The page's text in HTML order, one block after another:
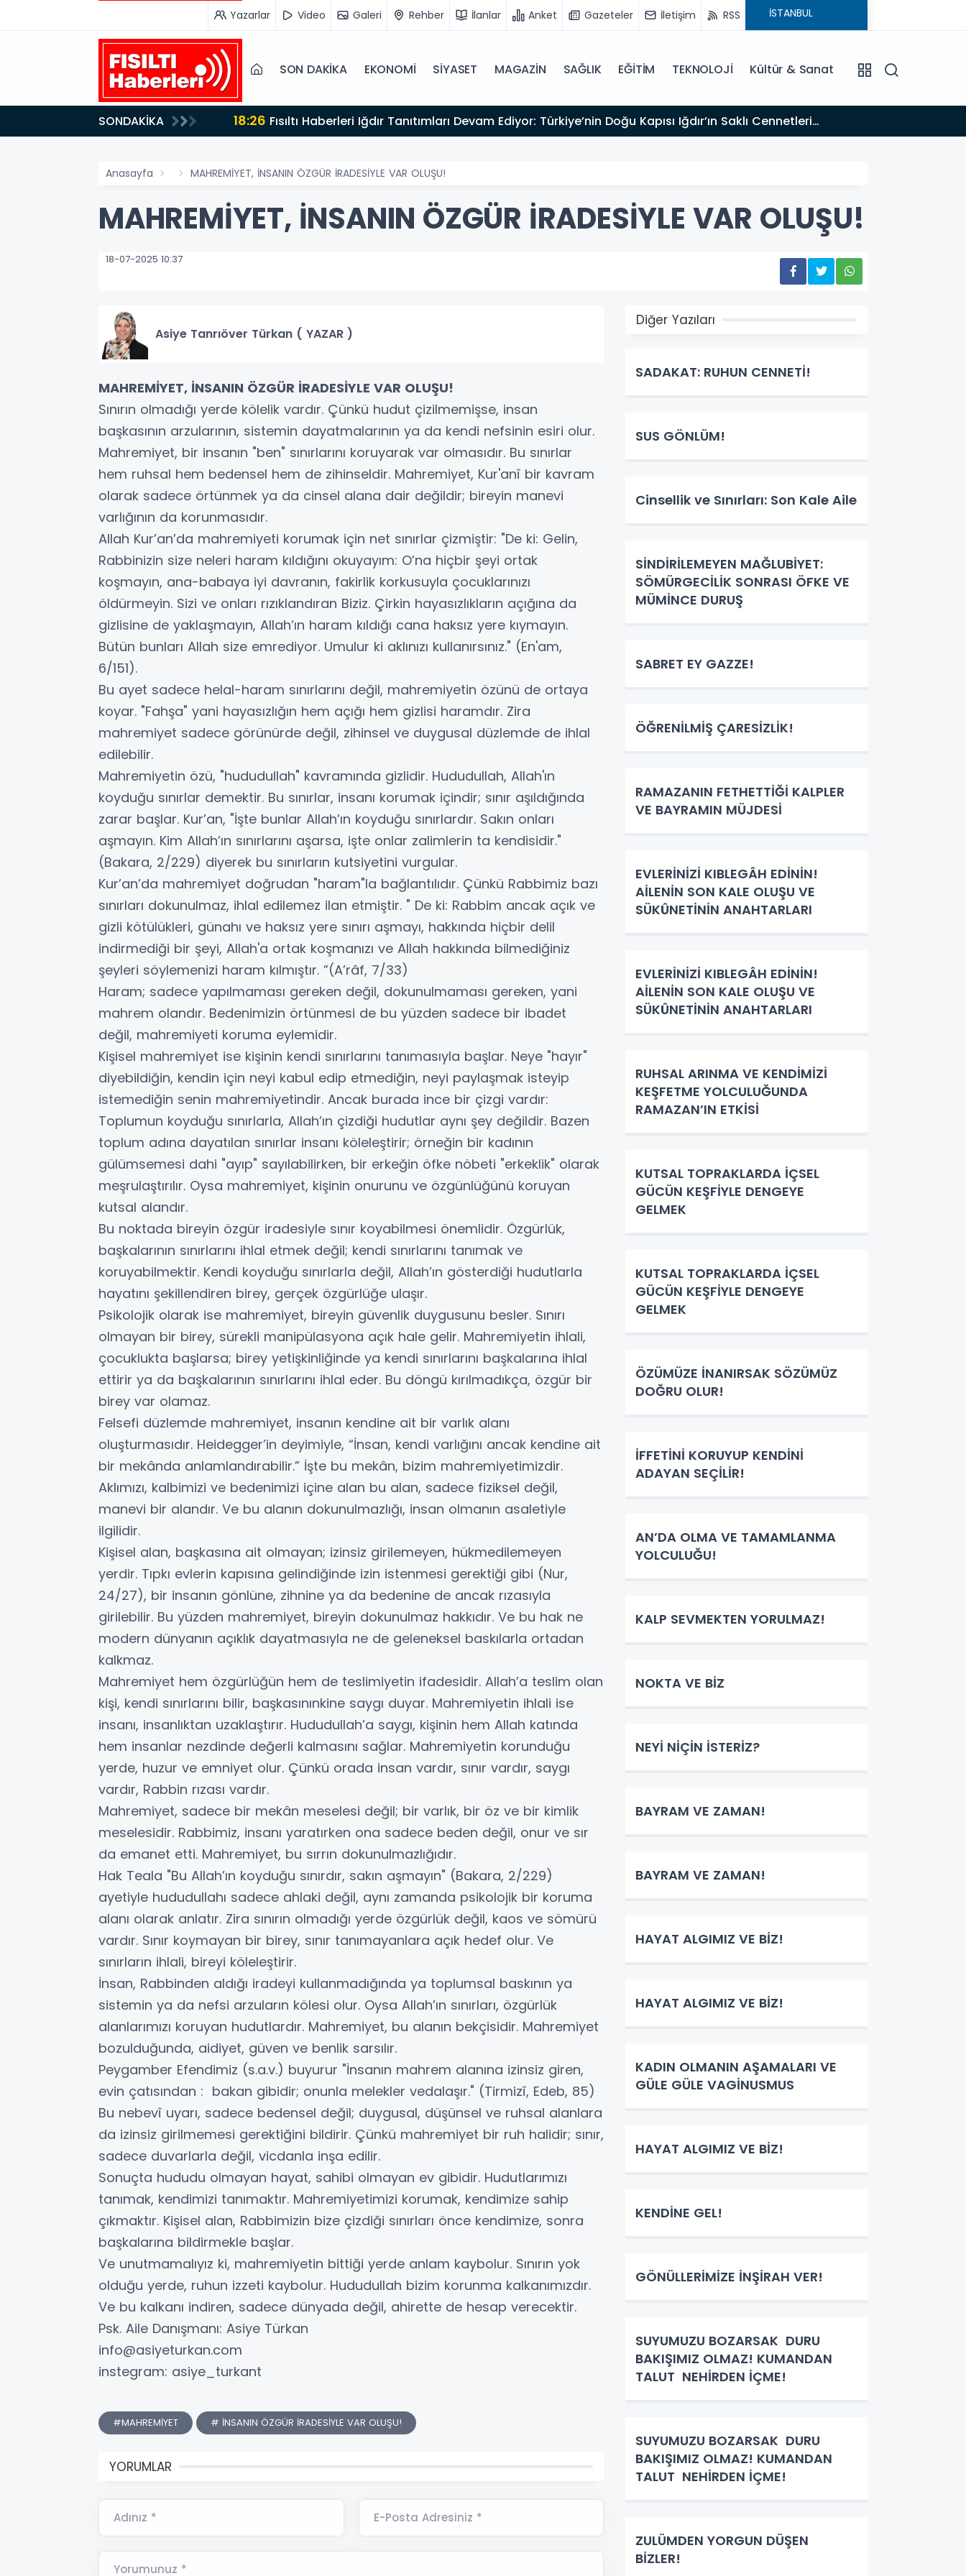
Yazarlar Video Galeri Rehber İlanlar Anket Gazeteler İletişim RSS
SON DAKİKA EKONOMİ SİYASET MAGAZİN SAĞLIK EĞİTİM TEKNOLOJİ Kültür & Sanat
SONDAKİKA 18:26
Keşfedilmeyi Bekliyor
Anasayfa MAHREMİYET, İNSANIN ÖZGÜR İRADESİYLE VAR OLUŞU!
MAHREMİYET, İNSANIN ÖZGÜR İRADESİYLE VAR OLUŞU!
18-07-2025 10:37
Asiye Tanrıöver Türkan ( YAZAR )
MAHREMİYET, İNSANIN ÖZGÜR İRADESİYLE VAR OLUŞU!
Sınırın olmadığı yerde kölelik vardır. Çünkü hudut çizilmemişse, insan
başkasının arzularının, sistemin dayatmalarının ya da kendi nefsinin esiri olur.
Mahremiyet, bir insanın "ben" sınırlarını koruyarak var olmasıdır. Bu sınırlar
hem ruhsal hem bedensel hem de zihinseldir. Mahremiyet, Kur'anî bir kavram
olarak sadece örtünmek ya da cinsel alana dair değildir; bireyin manevi
varlığının da korunmasıdır.
Allah Kur’an’da mahremiyeti korumak için net sınırlar çizmiştir: "De ki: Gelin,
Rabbinizin size neleri haram kıldığını okuyayım: O’na hiçbir şeyi ortak
koşmayın, ana-babaya iyi davranın, fakirlik korkusuyla çocuklarınızı
öldürmeyin. Sizi ve onları rızıklandıran Biziz. Çirkin hayasızlıkların açığına da
gizlisine de yaklaşmayın, Allah’ın haram kıldığı cana haksız yere kıymayın.
Bütün bunları Allah size emrediyor. Umulur ki aklınızı kullanırsınız." (En'am,
6/151).
Bu ayet sadece helal-haram sınırlarını değil, mahremiyetin özünü de ortaya
koyar. "Fahşa" yani hayasızlığın hem açığı hem gizlisi haramdır. Zira
mahremiyet sadece görünürde değil, zihinsel ve duygusal düzlemde de ihlal
edilebilir.
Mahremiyetin özü, "hududullah" kavramında gizlidir. Hududullah, Allah'ın
koyduğu sınırlar demektir. Bu sınırlar, insanı korumak içindir; sınır aşıldığında
zarar başlar. Kur’an, "İşte bunlar Allah’ın koyduğu sınırlardır. Sakın onları
aşmayın. Kim Allah’ın sınırlarını aşarsa, işte onlar zalimlerin ta kendisidir."
(Bakara, 2/229) diyerek bu sınırların kutsiyetini vurgular.
Kur’an’da mahremiyet doğrudan "haram"la bağlantılıdır. Çünkü Rabbimiz bazı
sınırları dokunulmaz, ihlal edilemez ilan etmiştir. " De ki: Rabbim ancak açık ve
gizli kötülükleri, günahı ve haksız yere sınırı aşmayı, hakkında hiçbir delil
indirmediği bir şeyi, Allah'a ortak koşmanızı ve Allah hakkında bilmediğiniz
şeyleri söylemenizi haram kılmıştır. ”(A’râf, 7/33)
Haram; sadece yapılmaması gereken değil, dokunulmaması gereken, yani
mahrem olandır. Bedenimizin örtünmesi de bu yüzden sadece bir ibadet
değil, mahremiyeti koruma eylemidir.
Kişisel mahremiyet ise kişinin kendi sınırlarını tanımasıyla başlar. Neye "hayır"
diyebildiğin, kendin için neyi kabul edip etmediğin, neyi paylaşmak isteyip
istemediğin senin mahremiyetindir. Ancak burada ince bir çizgi vardır:
Toplumun koyduğu sınırlarla, Allah’ın çizdiği hudutlar aynı şey değildir. Bazen
toplum adına dayatılan sınırlar insanı köleleştirir; örneğin bir kadının
gülümsemesi dahi "ayıp" sayılabilirken, bir erkeğin öfke nöbeti "erkeklik" olarak
meşrulaştırılır. Oysa mahremiyet, kişinin onurunu ve özgünlüğünü koruyan
kutsal alandır.
Bu noktada bireyin özgür iradesiyle sınır koyabilmesi önemlidir. Özgürlük,
başkalarının sınırlarını ihlal etmek değil; kendi sınırlarını tanımak ve
koruyabilmektir. Kendi koyduğu sınırlarla değil, Allah’ın gösterdiği hudutlarla
hayatını şekillendiren birey, gerçek özgürlüğe ulaşır.
Psikolojik olarak ise mahremiyet, bireyin güvenlik duygusunu besler. Sınırı
olmayan bir birey, sürekli manipülasyona açık hale gelir. Mahremiyetin ihlali,
çocuklukta başlarsa; birey yetişkinliğinde ya kendi sınırlarını başkalarına ihlal
ettirir ya da başkalarının sınırlarını ihlal eder. Bu döngü kırılmadıkça, özgür bir
birey var olamaz.
Felsefi düzlemde mahremiyet, insanın kendine ait bir varlık alanı
oluşturmasıdır. Heidegger’in deyimiyle, “İnsan, kendi varlığını ancak kendine ait
bir mekânda anlamlandırabilir.” İşte bu mekân, bizim mahremiyetimizdir.
Aklımızı, kalbimizi ve bedenimizi içine alan bu alan, sadece fiziksel değil,
manevi bir alandır. Ve bu alanın dokunulmazlığı, insan olmanın asaletiyle
ilgilidir.
Kişisel alan, başkasına ait olmayan; izinsiz girilemeyen, hükmedilemeyen
yerdir. Tıpkı evlerin kapısına gelindiğinde izin istenmesi gerektiği gibi (Nur,
24/27), bir insanın gönlüne, zihnine ya da bedenine de ancak rızasıyla
girilebilir. Bu yüzden mahremiyet, bireyin dokunulmaz hakkıdır. Ve bu hak ne
modern dünyanın açıklık dayatmasıyla ne de geleneksel baskılarla ortadan
kalkmaz.
Mahremiyet hem özgürlüğün hem de teslimiyetin ifadesidir. Allah’a teslim olan
kişi, kendi sınırlarını bilir, başkasınınkine saygı duyar. Mahremiyetin ihlali ise
insanı, insanlıktan uzaklaştırır. Hududullah’a saygı, kişinin hem Allah katında
hem insanlar nezdinde değerli kalmasını sağlar. Mahremiyetin korunduğu
yerde, huzur ve emniyet olur. Çünkü orada insan vardır, sınır vardır, saygı
vardır, Rabbin rızası vardır.
Mahremiyet, sadece bir mekân meselesi değil; bir varlık, bir öz ve bir kimlik
meselesidir. Rabbimiz, insanı yaratırken ona sadece beden değil, onur ve sır
da emanet etti. Mahremiyet, bu sırrın dokunulmazlığıdır.
Hak Teala "Bu Allah’ın koyduğu sınırdır, sakın aşmayın" (Bakara, 2/229)
ayetiyle hududullahı sadece ahlaki değil, aynı zamanda psikolojik bir koruma
alanı olarak anlatır. Zira sınırın olmadığı yerde özgürlük değil, kaos ve sömürü
vardır. Sınır koymayan bir birey, sınır tanımayanlara açık hedef olur. Ve
sınırların ihlali, bireyi köleleştirir.
İnsan, Rabbinden aldığı iradeyi kullanmadığında ya toplumsal baskının ya
sistemin ya da nefsi arzuların kölesi olur. Oysa Allah’ın sınırları, özgürlük
alanlarımızı koruyan hudutlardır. Mahremiyet, bu alanın bekçisidir. Mahremiyet
bozulduğunda, aidiyet, güven ve benlik sarsılır.
Peygamber Efendimiz (s.a.v.) buyurur "İnsanın mahrem alanına izinsiz giren,
evin çatısından : bakan gibidir; onunla melekler vedalaşır." (Tirmizî, Edeb, 85)
Bu nebevî uyarı, sadece bedensel değil; duygusal, düşünsel ve ruhsal alanlara
da izinsiz girilmemesi gerektiğini bildirir. Çünkü mahremiyet bir ruh halidir; sınır,
sadece duvarlarla değil, vicdanla inşa edilir.
Sonuçta hududu olmayan hayat, sahibi olmayan ev gibidir. Hudutlarımızı
tanımak, kendimizi tanımaktır. Mahremiyetimizi korumak, kendimize sahip
çıkmaktır. Kişisel alan, Rabbimizin bize çizdiği sınırları önce kendimize, sonra
başkalarına bildirmekle başlar.
Ve unutmamalıyız ki, mahremiyetin bittiği yerde anlam kaybolur. Sınırın yok
olduğu yerde, ruhun izzeti kaybolur. Hududullah bizim korunma kalkanımızdır.
Ve bu kalkanı indiren, sadece dünyada değil, ahirette de hesap verecektir.
Psk. Aile Danışmanı: Asiye Türkan
info@asiyeturkan.com
instegram: asiye_turkant
#MAHREMİYET # İNSANIN ÖZGÜR İRADESİYLE VAR OLUŞU!
YORUMLAR
Adınız * E-Posta Adresiniz *
Yorumunuz *
Diğer Yazıları
SADAKAT: RUHUN CENNETİ!
SUS GÖNLÜM!
Cinsellik ve Sınırları: Son Kale Aile
SİNDİRİLEMEYEN MAĞLUBİYET:
SÖMÜRGECİLİK SONRASI ÖFKE VE
MÜMİNCE DURUŞ
SABRET EY GAZZE!
ÖĞRENİLMİŞ ÇARESİZLİK!
RAMAZANIN FETHETTİĞİ KALPLER
VE BAYRAMIN MÜJDESİ
EVLERİNİZİ KIBLEGÂH EDİNİN!
AİLENİN SON KALE OLUŞU VE
SÜKÛNETİNİN ANAHTARLARI
EVLERİNİZİ KIBLEGÂH EDİNİN!
AİLENİN SON KALE OLUŞU VE
SÜKÛNETİNİN ANAHTARLARI
RUHSAL ARINMA VE KENDİMİZİ
KEŞFETME YOLCULUĞUNDA
RAMAZAN’IN ETKİSİ
KUTSAL TOPRAKLARDA İÇSEL
GÜCÜN KEŞFİYLE DENGEYE
GELMEK
KUTSAL TOPRAKLARDA İÇSEL
GÜCÜN KEŞFİYLE DENGEYE
GELMEK
ÖZÜMÜZE İNANIRSAK SÖZÜMÜZ
DOĞRU OLUR!
İFFETİNİ KORUYUP KENDİNİ
ADAYAN SEÇİLİR!
AN’DA OLMA VE TAMAMLANMA
YOLCULUĞU!
KALP SEVMEKTEN YORULMAZ!
NOKTA VE BİZ
NEYİ NİÇİN İSTERİZ?
BAYRAM VE ZAMAN!
BAYRAM VE ZAMAN!
HAYAT ALGIMIZ VE BİZ!
HAYAT ALGIMIZ VE BİZ!
KADIN OLMANIN AŞAMALARI VE
GÜLE GÜLE VAGİNUSMUS
HAYAT ALGIMIZ VE BİZ!
KENDİNE GEL!
GÖNÜLLERİMİZE İNŞİRAH VER!
SUYUMUZU BOZARSAK DURU
BAKIŞIMIZ OLMAZ! KUMANDAN
TALUT NEHİRDEN İÇME!
SUYUMUZU BOZARSAK DURU
BAKIŞIMIZ OLMAZ! KUMANDAN
TALUT NEHİRDEN İÇME!
ZULÜMDEN YORGUN DÜŞEN
BİZLER!